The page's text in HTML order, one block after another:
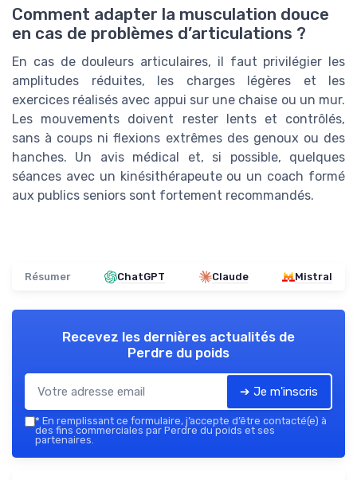
Comment adapter la musculation douce
en cas de problèmes d’articulations ?
En cas de douleurs articulaires, il faut privilégier les
amplitudes réduites, les charges légères et les
exercices réalisés avec appui sur une chaise ou un mur.
Les mouvements doivent rester lents et contrôlés,
sans à coups ni flexions extrêmes des genoux ou des
hanches. Un avis médical et, si possible, quelques
séances avec un kinésithérapeute ou un coach formé
aux publics seniors sont fortement recommandés.
Résumer ChatGPT Claude Mistral
Recevez les dernières actualités de
Perdre du poids
➔ Je m'inscris
* En remplissant ce formulaire, j’accepte d’être contacté(e) à
des fins commerciales par Perdre du poids et ses
partenaires.